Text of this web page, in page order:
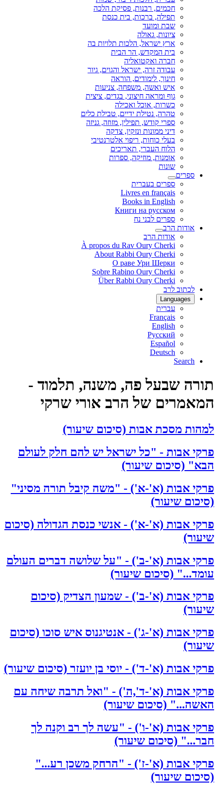
חכמים, רבנות, פסיקת הלכה
תפילה, ברכות, בית כנסת
שבת ומועד
ציונות, גאולה
ארץ ישראל, הלכות תלויות בה
בית המקדש, הר הבית
חברה ואקטואליה
עבודה זרה, ישראל והגוים, גיור
חינוך, לימודים, הוראה
איש ואשה, משפחה, צניעות
גוף ומראה חיצוני, בגדים, ציצית
כשרות, אוכל ואכילה
טהרה, נטילת ידיים, טבילת כלים
ספרי קודש, תפילין, מזוזה, גניזה
דיני ממונות ונזקין, צדקה
בעלי כוחות, ריפוי אלטרנטיבי
הלוח העברי, תאריכים
אומנות, מוזיקה, ספרות
שונות
ספרים
ספרים בעברית
Livres en français
Books in English
Книги на русском
ספרים לבני נח
אודות הרב
אודות הרב
À propos du Rav Oury Cherki
About Rabbi Oury Cherki
О раве Ури Шерки
Sobre Rabino Oury Cherki
Über Rabbi Oury Cherki
לכתוב לרב
Languages
עברית
Français
English
Русский
Español
Deutsch
Search
תורה שבעל פה, משנה, תלמוד -
המאמרים של הרב אורי שרקי
למהות מסכת אבות (סיכום שיעור)
פרקי אבות - "כל ישראל יש להם חלק לעולם
הבא" (סיכום שיעור)
פרקי אבות (א'-א') - "משה קיבל תורה מסיני"
(סיכום שיעור)
פרקי אבות (א'-א') - אנשי כנסת הגדולה (סיכום
שיעור)
פרקי אבות (א'-ב') - "על שלושה דברים העולם
עומד..." (סיכום שיעור)
פרקי אבות (א'-ב') - שמעון הצדיק (סיכום
שיעור)
פרקי אבות (א'-ג') - אנטיגנוס איש סוכו (סיכום
שיעור)
פרקי אבות (א'-ד') - יוסי בן יועזר (סיכום שיעור)
פרקי אבות (א'-ד',ה') - "ואל תרבה שיחה עם
האשה..." (סיכום שיעור)
פרקי אבות (א'-ו') - "עשה לך רב וקנה לך
חבר..." (סיכום שיעור)
פרקי אבות (א'-ז') - "הרחק משכן רע..."
(סיכום שיעור)